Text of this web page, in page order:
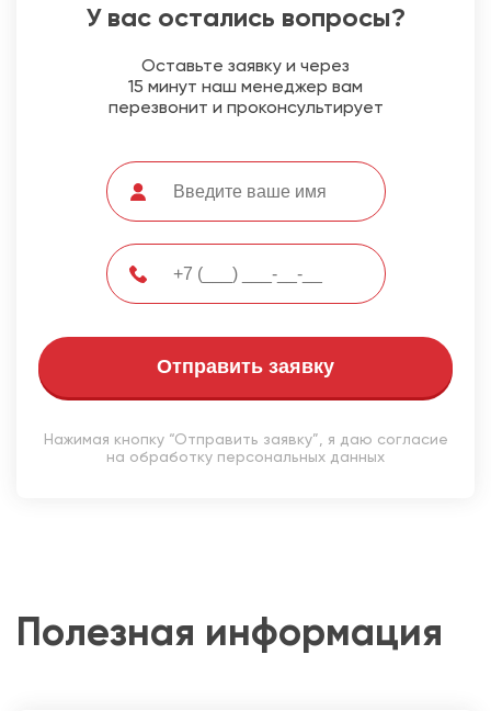
У вас остались вопросы?
Оставьте заявку и через
15 минут наш менеджер вам
перезвонит и проконсультирует
Отправить заявку
Нажимая кнопку “Отправить заявку”, я даю согласие
на обработку персональных данных
Полезная информация